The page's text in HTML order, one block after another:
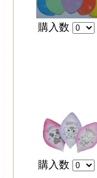
購入数
購入数